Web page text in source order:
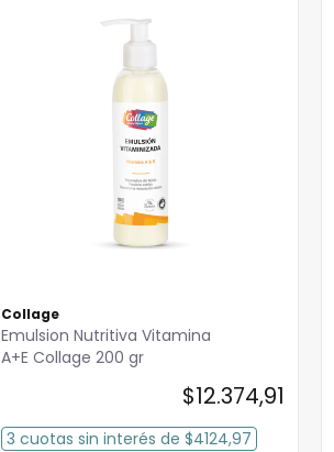
Collage
Emulsion Nutritiva Vitamina
A+E Collage 200 gr
$12.374,91
3 cuotas sin interés de $4124,97